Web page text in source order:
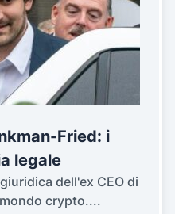
Fried: i
legale
dell'ex CEO di
crypto....